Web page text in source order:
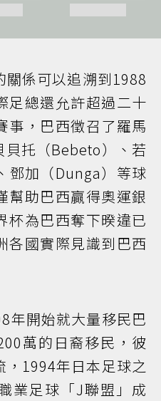
關係可以追溯到1988
足總還允許超過二十
事，巴西徵召了羅馬
托（Bebeto）、若
鄧加（Dunga）等球
幫助巴西贏得奧運銀
杯為巴西奪下暌違已
各國實際見識到巴西
年開始就大量移民巴
萬的日裔移民，彼
，1994年日本足球之
業足球「J聯盟」成